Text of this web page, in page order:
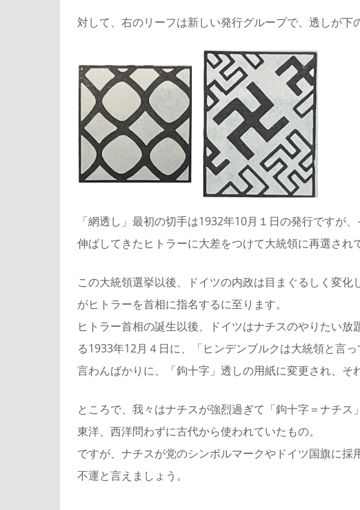
対して、右のリーフは新しい発行グループで、透しが下
「網透し」最初の切手は1932年10月１日の発行ですが
伸ばしてきたヒトラーに大差をつけて大統領に再選され
この大統領選挙以後、ドイツの内政は目まぐるしく変
がヒトラーを首相に指名するに至ります。
ヒトラー首相の誕生以後、ドイツはナチスのやりたい
る1933年12月４日に、「ヒンデンブルクは大統領と言
言わんばかりに、「鉤十字」透しの用紙に変更され、そ
ところで、我々はナチスが強烈過ぎて「鉤十字＝ナチ
東洋、西洋問わずに古代から使われていたもの。
ですが、ナチスが党のシンボルマークやドイツ国旗に
不運と言えましょう。